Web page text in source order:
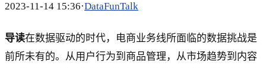
2023-11-14 15:36·DataFunTalk
导读在数据驱动的时代，电商业务线所面临的数据挑战是
前所未有的。从用户行为到商品管理，从市场趋势到内容